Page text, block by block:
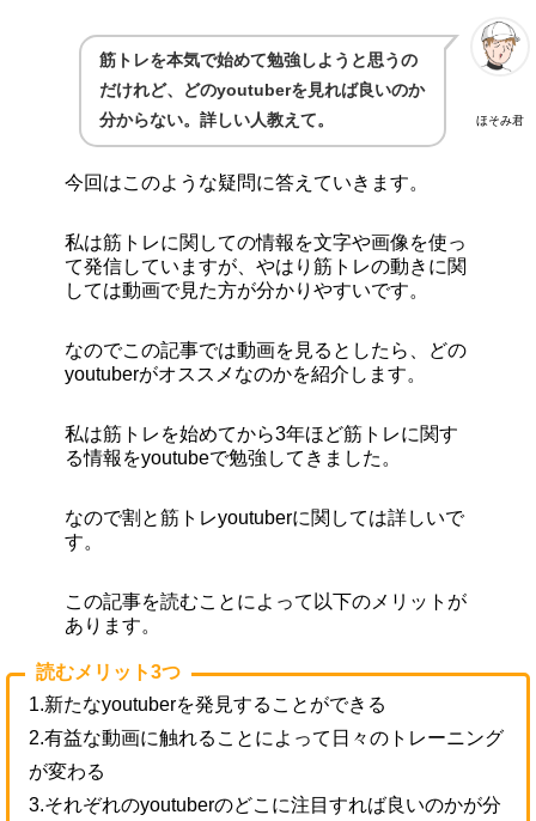
ほそみ君
筋トレを本気で始めて勉強しようと思うの
だけれど、どのyoutuberを見れば良いのか
分からない。詳しい人教えて。
今回はこのような疑問に答えていきます。
私は筋トレに関しての情報を文字や画像を使っ
て発信していますが、やはり筋トレの動きに関
しては動画で見た方が分かりやすいです。
なのでこの記事では動画を見るとしたら、どの
youtuberがオススメなのかを紹介します。
私は筋トレを始めてから3年ほど筋トレに関す
る情報をyoutubeで勉強してきました。
なので割と筋トレyoutuberに関しては詳しいで
す。
この記事を読むことによって以下のメリットが
あります。
読むメリット3つ
1.新たなyoutuberを発見することができる
2.有益な動画に触れることによって日々のトレーニング
が変わる
3.それぞれのyoutuberのどこに注目すれば良いのかが分